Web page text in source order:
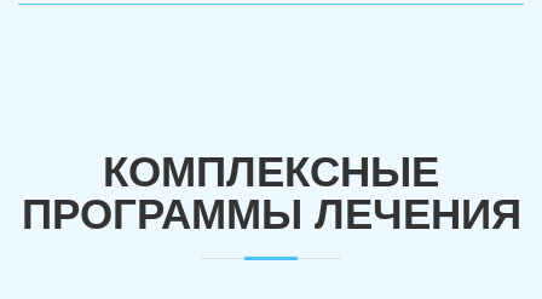
КОМПЛЕКСНЫЕ
ПРОГРАММЫ ЛЕЧЕНИЯ